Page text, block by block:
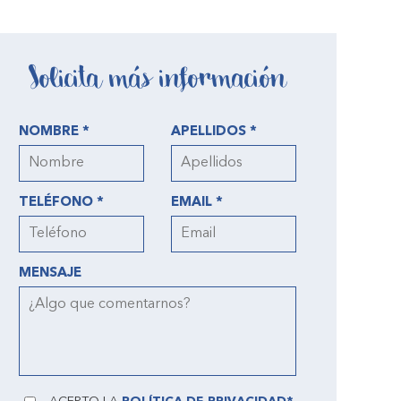
Solicita más información
NOMBRE * APELLIDOS *
TELÉFONO * EMAIL *
MENSAJE